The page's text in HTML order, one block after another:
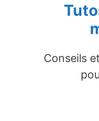
Conseils